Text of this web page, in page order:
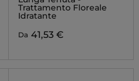
Trattamento Floreale
Idratante
Da 41,53 €